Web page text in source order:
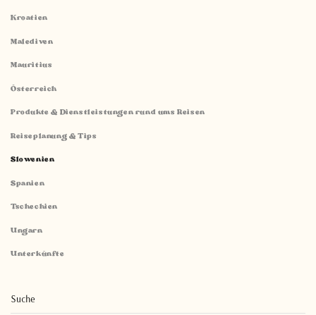
Kroatien
Malediven
Mauritius
Österreich
Produkte & Dienstleistungen rund ums Reisen
Reiseplanung & Tips
Slowenien
Spanien
Tschechien
Ungarn
Unterkünfte
Suche